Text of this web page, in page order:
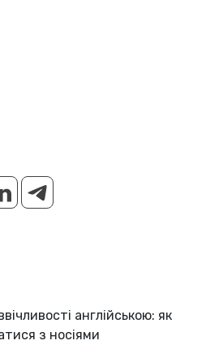
англійською: як
з носіями